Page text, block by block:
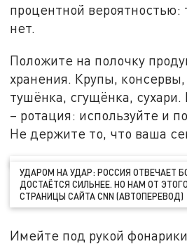
процентной вероятностью:
нет.
Положите на полочку
хранения. Крупы,
тушёнка, сгущёнка,
– ротация: используйте и
Не держите то, что ваша
УДАРОМ НА УДАР: РОССИЯ ОТВЕЧАЕТ
ДОСТАЁТСЯ СИЛЬНЕЕ. НО НАМ ОТ
СТРАНИЦЫ САЙТА CNN (АВТОПЕРЕВОД)
Имейте под рукой